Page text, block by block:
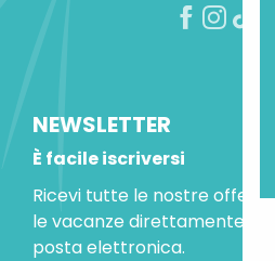
NEWSLETTER
È facile iscriversi
Ricevi tutte le nostre
le vacanze direttamente
posta elettronica.